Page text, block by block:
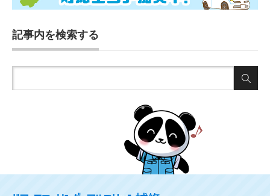
記事内を検索する